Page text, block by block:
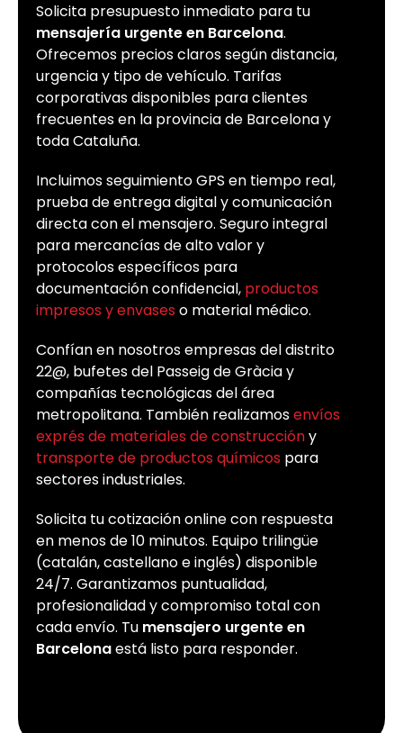
Solicita presupuesto inmediato para tu
mensajería urgente en Barcelona.
Ofrecemos precios claros según distancia,
urgencia y tipo de vehículo. Tarifas
corporativas disponibles para clientes
frecuentes en la provincia de Barcelona y
toda Cataluña.
Incluimos seguimiento GPS en tiempo real,
prueba de entrega digital y comunicación
directa con el mensajero. Seguro integral
para mercancías de alto valor y
protocolos específicos para
documentación confidencial, productos
impresos y envases o material médico.
Confían en nosotros empresas del distrito
22@, bufetes del Passeig de Gràcia y
compañías tecnológicas del área
metropolitana. También realizamosenvíos
exprés de materiales de construccióny
transporte de productos químicos para
sectores industriales.
Solicita tu cotización online con respuesta
en menos de 10 minutos. Equipo trilingüe
(catalán, castellano e inglés) disponible
24/7. Garantizamos puntualidad,
profesionalidad y compromiso total con
cada envío. Tu mensajero urgente en
Barcelonaestá listo para responder.